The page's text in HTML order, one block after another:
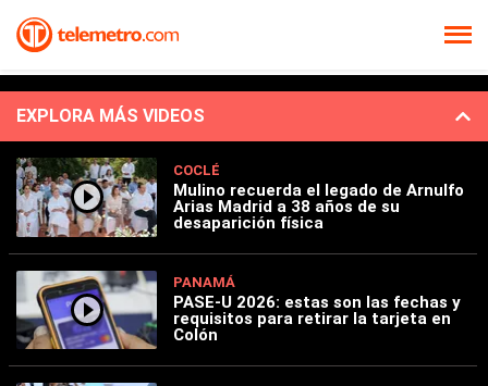
EXPLORA MÁS VIDEOS
COCLÉ
Mulino recuerda el legado de Arnulfo
Arias Madrid a 38 años de su
desaparición física
PANAMÁ
PASE-U 2026: estas son las fechas y
requisitos para retirar la tarjeta en
Colón